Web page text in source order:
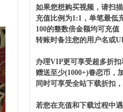
如果您想购买视频，请扫
充值比例为1:1，单笔最低
100的整数倍金额均可充值
转账时备注您的用户名或
办理VIP更可享受超多折扣
赠送至少(1000+)眷恋币，
同时可享受全站下载折扣
若您在充值和下载过程中